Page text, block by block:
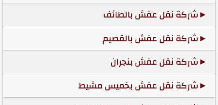
شركة نقل عفش بالطائف
شركة نقل عفش بالقصيم
شركة نقل عفش بنجران
شركة نقل عفش بخميس مشيط